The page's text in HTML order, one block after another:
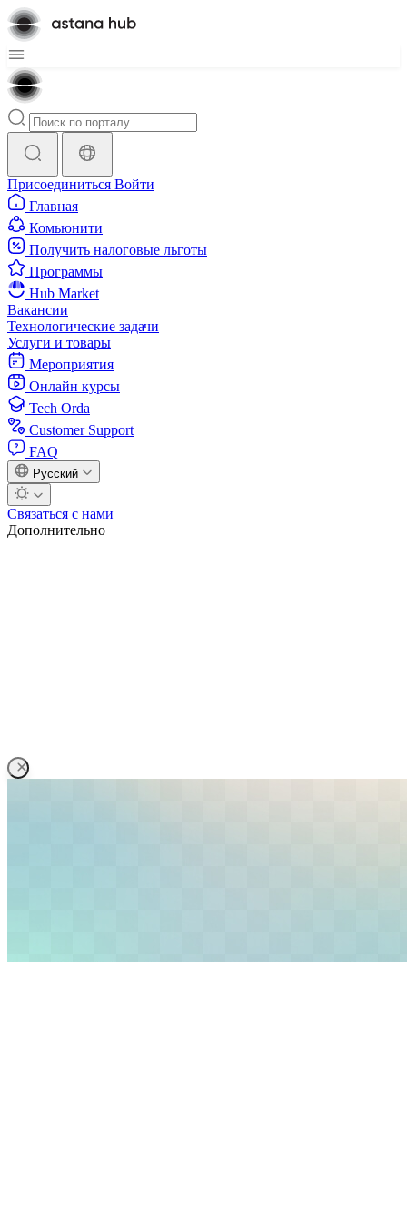
Присоединиться Войти
Главная
Комьюнити
Получить налоговые льготы
Программы
Hub Market
Вакансии
Технологические задачи
Услуги и товары
Мероприятия
Онлайн курсы
Tech Orda
Customer Support
FAQ
Русский
Связаться с нами
Дополнительно